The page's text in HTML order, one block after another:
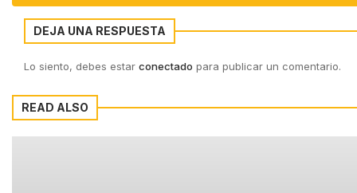
DEJA UNA RESPUESTA
Lo siento, debes estar conectado para publicar un comentario.
READ ALSO